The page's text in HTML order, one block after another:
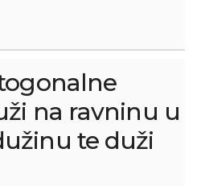
na ravninu u
te duži